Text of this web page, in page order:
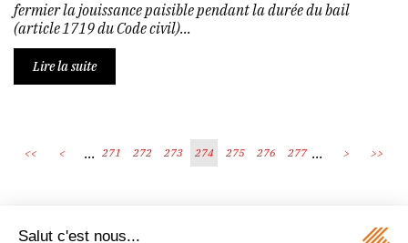
fermier la jouissance paisible pendant la durée du bail
(article 1719 du Code civil)...
Lire la suite
<< < ... 271 272 273 274 275 276 277 ... > >>